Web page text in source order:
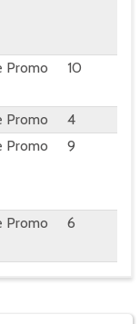
Promo 10
Promo
4
Promo 9
Promo 6